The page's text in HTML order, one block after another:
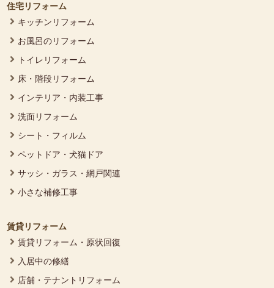
住宅リフォーム
キッチンリフォーム
お風呂のリフォーム
トイレリフォーム
床・階段リフォーム
インテリア・内装工事
洗面リフォーム
シート・フィルム
ペットドア・犬猫ドア
サッシ・ガラス・網戸関連
小さな補修工事
賃貸リフォーム
賃貸リフォーム・原状回復
入居中の修繕
店舗・テナントリフォーム